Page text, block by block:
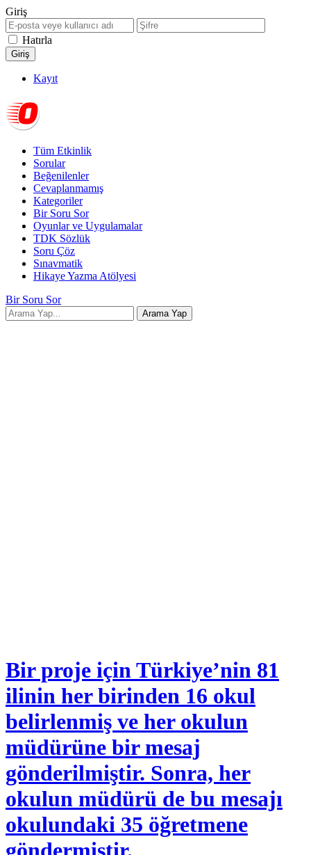
Giriş
Hatırla
Kayıt
Tüm Etkinlik
Sorular
Beğenilenler
Cevaplanmamış
Kategoriler
Bir Soru Sor
Oyunlar ve Uygulamalar
TDK Sözlük
Soru Çöz
Sınavmatik
Hikaye Yazma Atölyesi
Bir Soru Sor
Bir proje için Türkiye’nin 81
ilinin her birinden 16 okul
belirlenmiş ve her okulun
müdürüne bir mesaj
gönderilmiştir. Sonra, her
okulun müdürü de bu mesajı
okulundaki 35 öğretmene